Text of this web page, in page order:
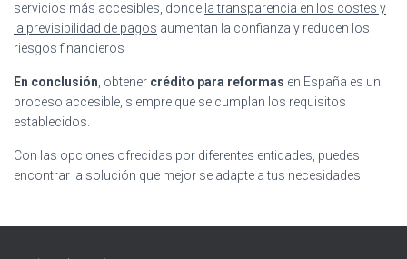
servicios más accesibles, donde la transparencia en los costes y
la previsibilidad de pagos aumentan la confianza y reducen los
riesgos financieros
En conclusión, obtener crédito para reformas en España es un
proceso accesible, siempre que se cumplan los requisitos
establecidos.
Con las opciones ofrecidas por diferentes entidades, puedes
encontrar la solución que mejor se adapte a tus necesidades.